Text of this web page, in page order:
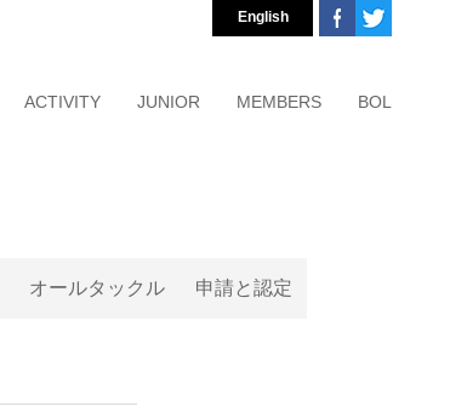
ACTIVITY JUNIOR MEMBERS BOL
English
オールタックル 申請と認定